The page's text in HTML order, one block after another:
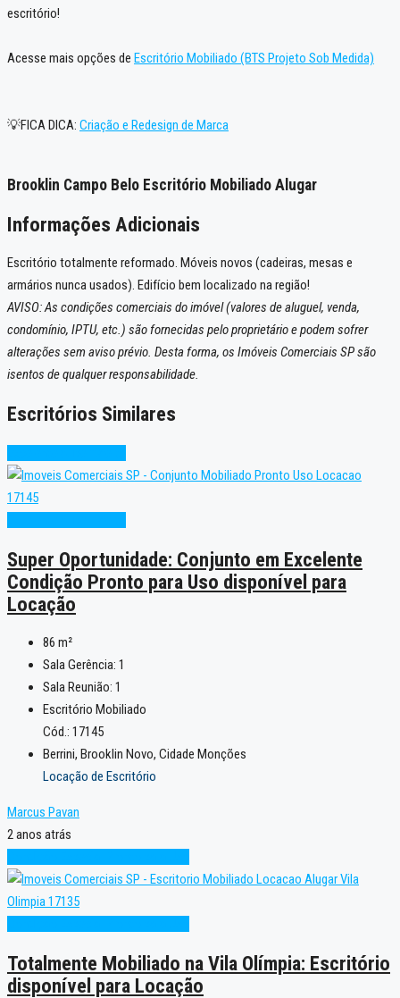
escritório!
Acesse mais opções de Escritório Mobiliado (BTS Projeto Sob Medida)
💡FICA DICA: Criação e Redesign de Marca
Brooklin Campo Belo Escritório Mobiliado Alugar
Informações Adicionais
Escritório totalmente reformado. Móveis novos (cadeiras, mesas e
armários nunca usados). Edifício bem localizado na região!
AVISO: As condições comerciais do imóvel (valores de aluguel, venda,
condomínio, IPTU, etc.) são fornecidas pelo proprietário e podem sofrer
alterações sem aviso prévio. Desta forma, os Imóveis Comerciais SP são
isentos de qualquer responsabilidade.
Escritórios Similares
Super Oportunidade: Conjunto em Excelente
Condição Pronto para Uso disponível para
Locação
86 m²
Sala Gerência: 1
Sala Reunião: 1
Escritório Mobiliado
Cód.: 17145
Berrini, Brooklin Novo, Cidade Monções
Locação de Escritório
Marcus Pavan
2 anos atrás
Totalmente Mobiliado na Vila Olímpia: Escritório
disponível para Locação